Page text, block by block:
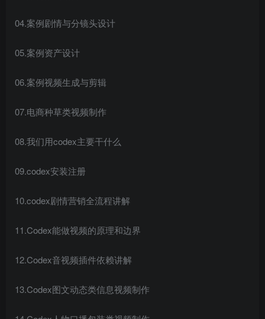
04.案例剧情与分镜头设计
05.案例资产设计
06.案例视频生成与剪辑
07.电商种草类视频制作
08.我们用codex主要干什么
09.codex安装注册
10.codex剧情营销全流程讲解
11.Codex能做视频的原理和边界
12.Codex音视频插件依赖讲解
13.Codex图文动态类信息视频制作